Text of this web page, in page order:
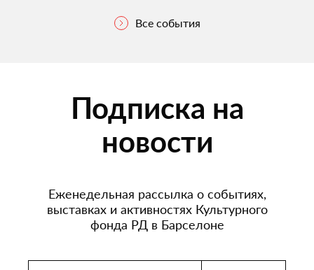
Все события
Подписка на
новости
Еженедельная рассылка о событиях,
выставках и активностях Культурного
фонда РД в Барселоне